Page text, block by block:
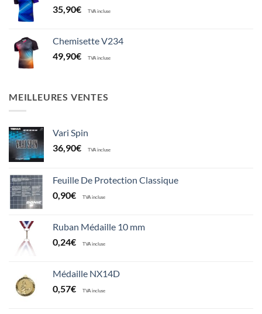
35,90€ TVA incluse
Chemisette V234
49,90€ TVA incluse
MEILLEURES VENTES
Vari Spin
36,90€ TVA incluse
Feuille De Protection Classique
0,90€ TVA incluse
Ruban Médaille 10 mm
0,24€ TVA incluse
Médaille NX14D
0,57€ TVA incluse